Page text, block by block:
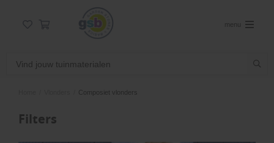
menu
Composiet vlonders
Filters